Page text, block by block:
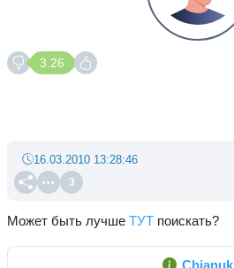
3.26
3
16.03.2010 13:28:46
Может быть лучше ТУТ поискать?
Chianuk